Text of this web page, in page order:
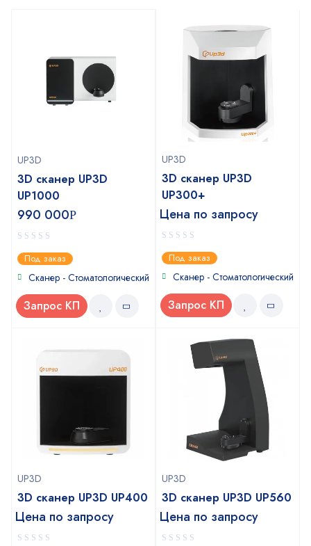
UP3D
3D сканер UP3D
UP1000
990 000Р
0
out
of
Под заказ
Сканер - Стоматологический
Запрос КП
UP3D
3D сканер UP3D
UP300+
Цена по запросу
0
out
of
Под заказ
Сканер - Стоматологический
Запрос КП
UP3D
3D сканер UP3D UP400
Цена по запросу
UP3D
3D сканер UP3D UP560
Цена по запросу